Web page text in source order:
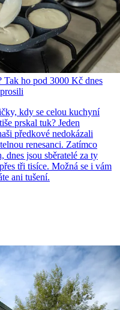
Tak ho pod 3000 Kč dnes
kdy se celou kuchyní
prskal tuk? Jeden
předkové nedokázali
renesanci. Zatímco
dnes jsou sběratelé za ty
tři tisíce. Možná se i vám
ani tušení.